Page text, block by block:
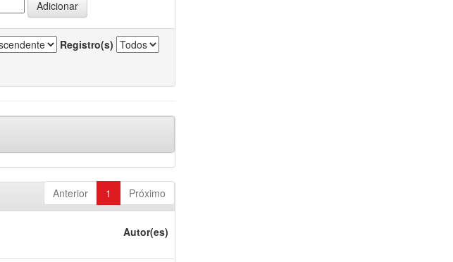
Registro(s)
Anterior 1 Próximo
Autor(es)